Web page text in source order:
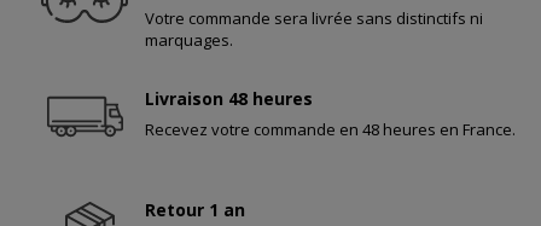
Votre commande sera livrée sans distinctifs ni
marquages.
Livraison 48 heures
Recevez votre commande en 48 heures en France.
Retour 1 an